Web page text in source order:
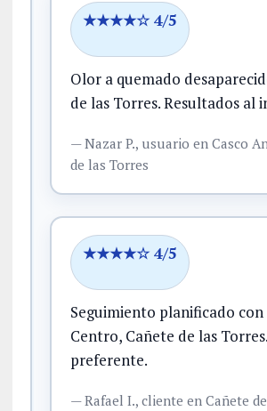
★★★★☆ 4/5
Olor a quemado
de las Torres.Resultados al
—Nazar P., usuario en Casco
de las Torres
★★★★☆ 4/5
Seguimiento planificado con
Centro, Cañete de las Torres.
preferente.
—Rafael I., cliente en Cañete